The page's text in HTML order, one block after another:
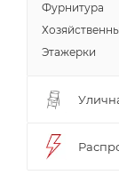
Фурнитура
Этажерки